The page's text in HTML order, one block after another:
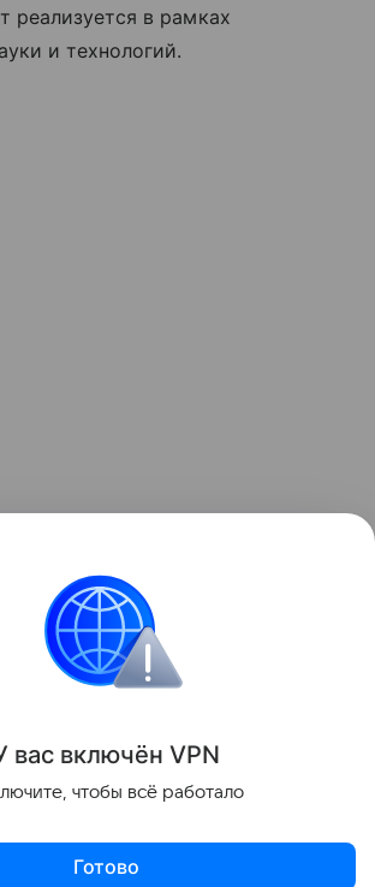
реализуется в рамках
и технологий.
для биоинженерных
вас включён VPN
чтобы всё работало
Готово